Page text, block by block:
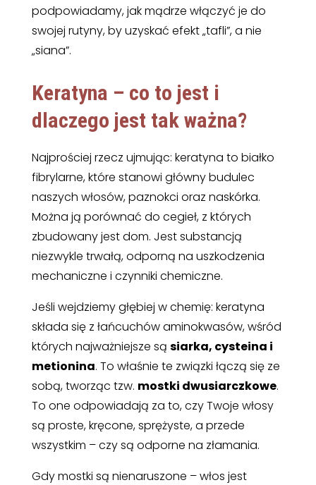
podpowiadamy, jak mądrze włączyć je do
swojej rutyny, by uzyskać efekt „tafli”, a nie
„siana”.
Keratyna – co to jest i
dlaczego jest tak ważna?
Najprościej rzecz ujmując: keratyna to białko
fibrylarne, które stanowi główny budulec
naszych włosów, paznokci oraz naskórka.
Można ją porównać do cegieł, z których
zbudowany jest dom. Jest substancją
niezwykle trwałą, odporną na uszkodzenia
mechaniczne i czynniki chemiczne.
Jeśli wejdziemy głębiej w chemię: keratyna
składa się z łańcuchów aminokwasów, wśród
których najważniejsze są siarka, cysteina i
metionina. To właśnie te związki łączą się ze
sobą, tworząc tzw. mostki dwusiarczkowe.
To one odpowiadają za to, czy Twoje włosy
są proste, kręcone, sprężyste, a przede
wszystkim – czy są odporne na złamania.
Gdy mostki są nienaruszone – włos jest